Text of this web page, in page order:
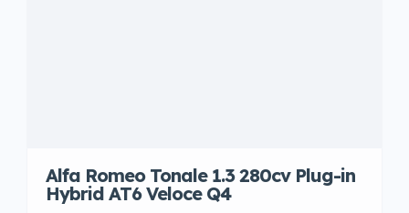
Alfa Romeo Tonale 1.3 280cv Plug-in
Hybrid AT6 Veloce Q4